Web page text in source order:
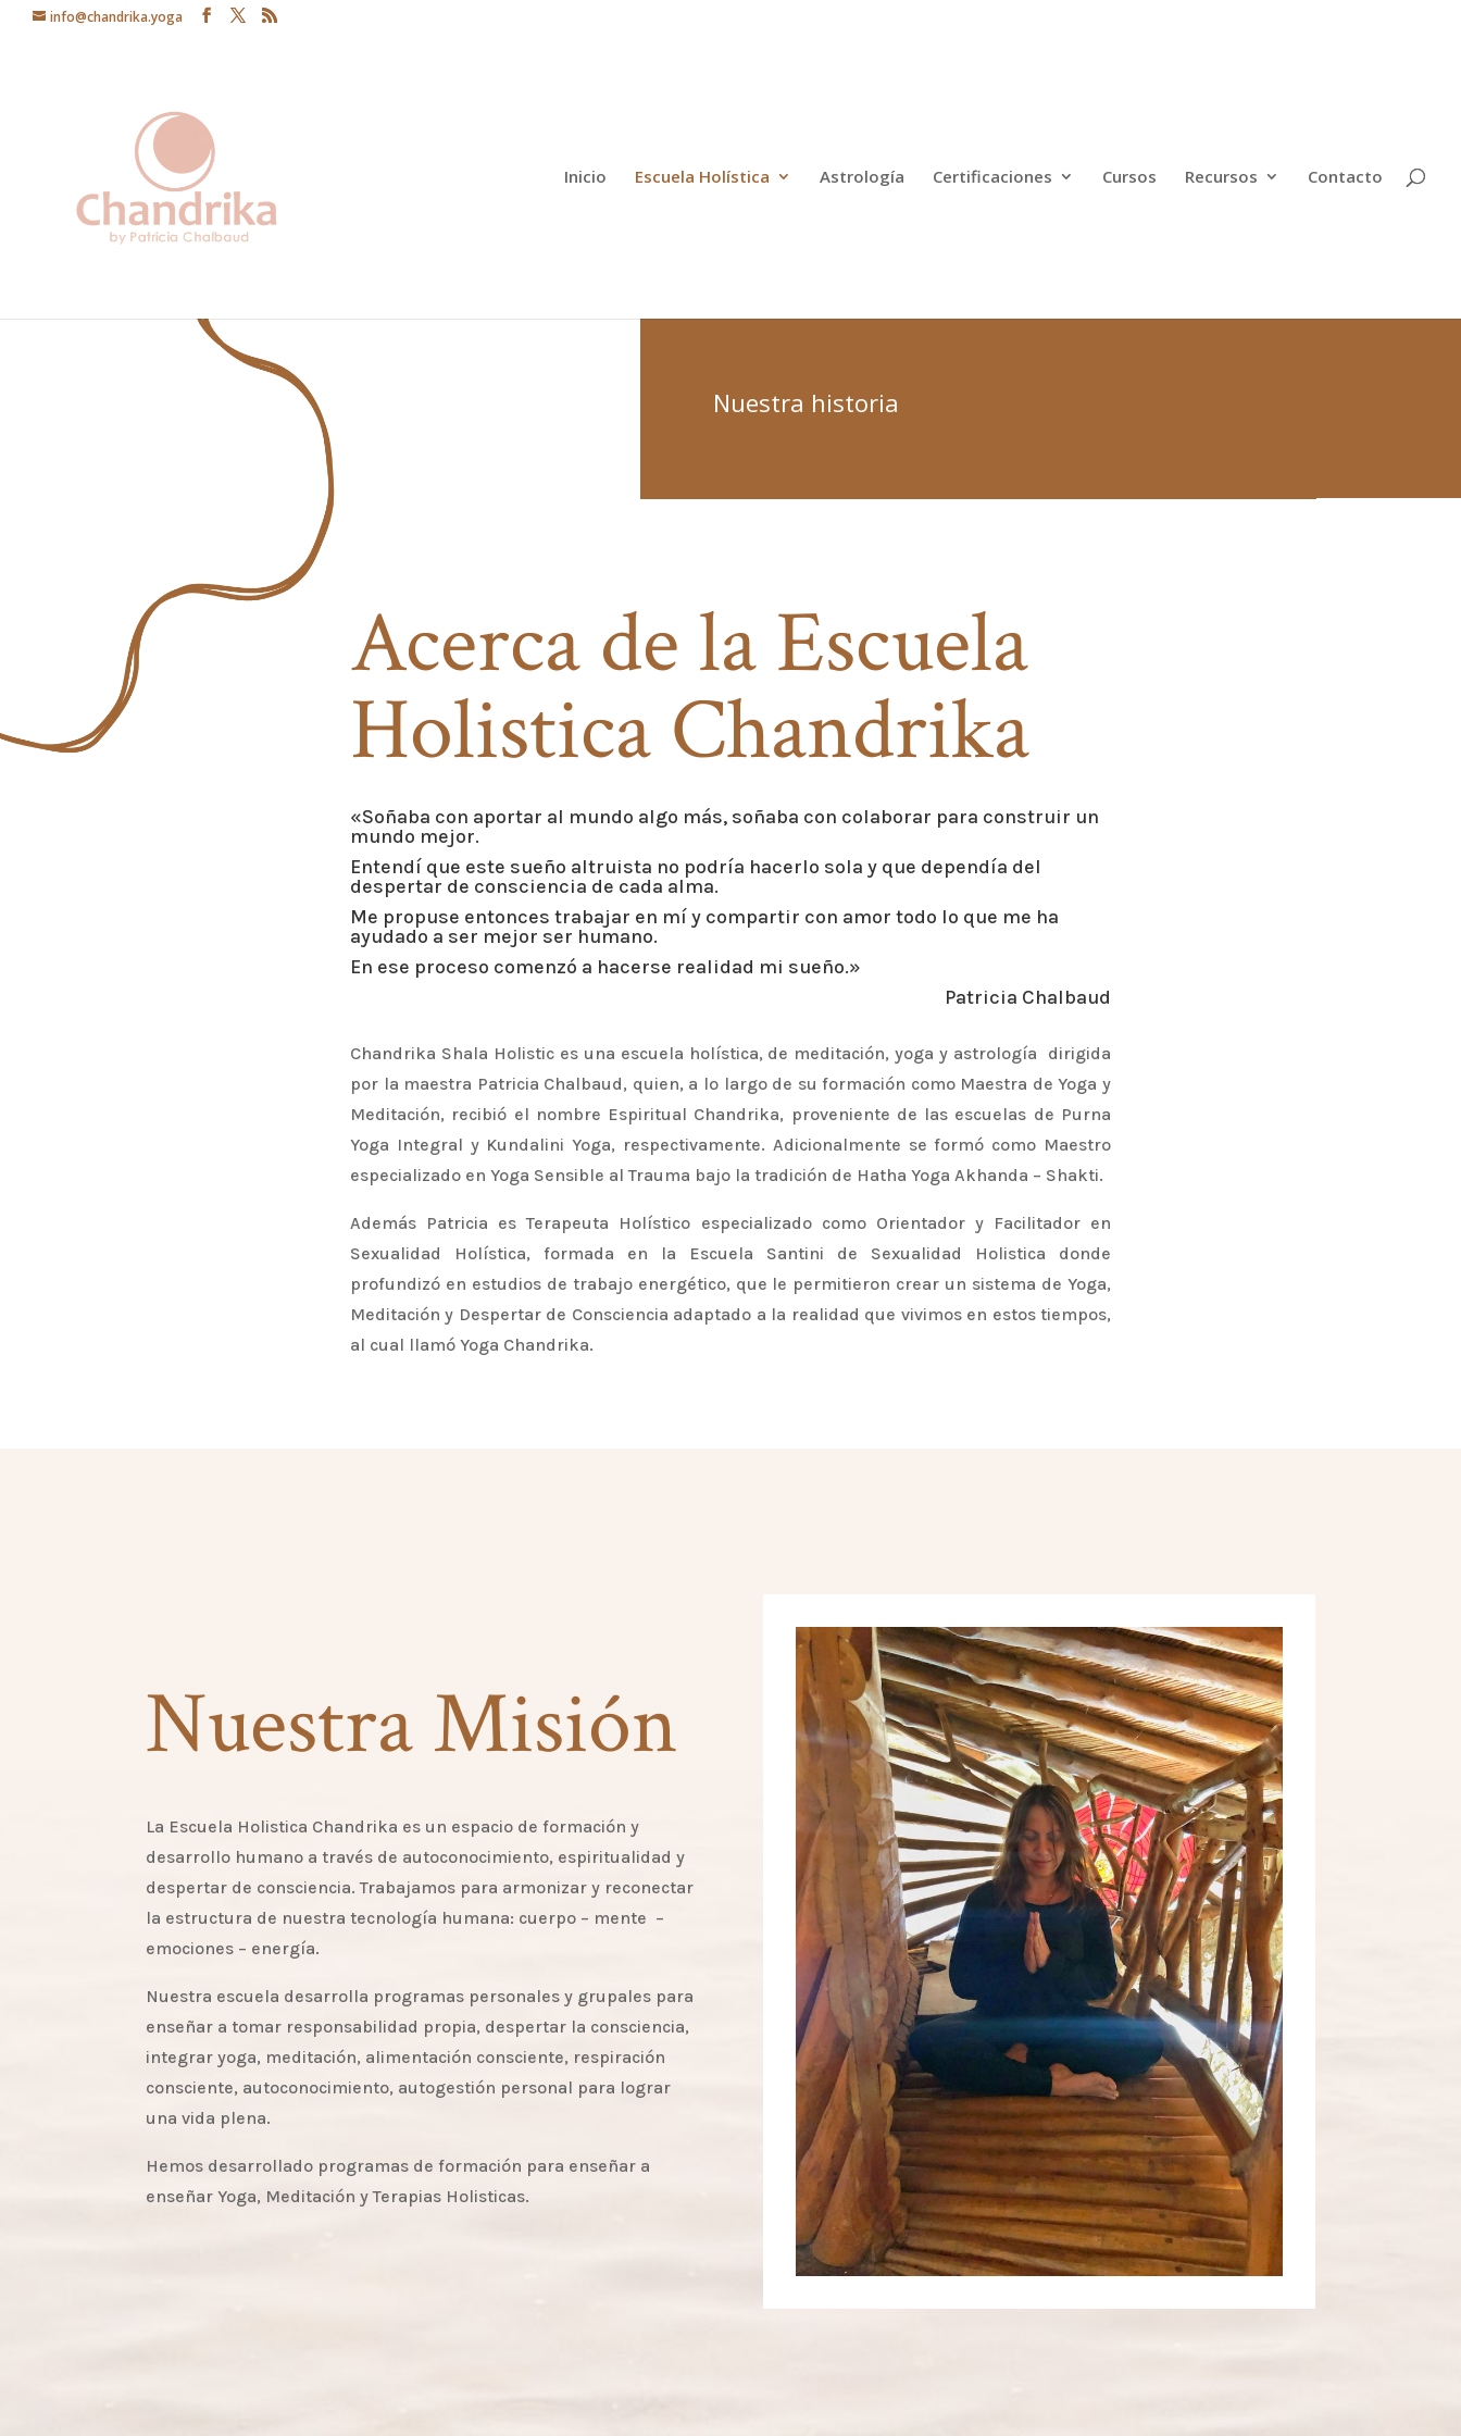
info@chandrika.yoga
Inicio Escuela Holística Astrología Certificaciones Cursos Recursos Contacto
Nuestra historia
Acerca de la Escuela
Holistica Chandrika
«Soñaba con aportar al mundo algo más, soñaba con colaborar para construir un
mundo mejor.
Entendí que este sueño altruista no podría hacerlo sola y que dependía del
despertar de consciencia de cada alma.
Me propuse entonces trabajar en mí y compartir con amor todo lo que me ha
ayudado a ser mejor ser humano.
En ese proceso comenzó a hacerse realidad mi sueño.»
Patricia Chalbaud
Chandrika Shala Holistic es una escuela holística, de meditación, yoga y astrología dirigida
por la maestra Patricia Chalbaud, quien, a lo largo de su formación como Maestra de Yoga y
Meditación, recibió el nombre Espiritual Chandrika, proveniente de las escuelas de Purna
Yoga Integral y Kundalini Yoga, respectivamente. Adicionalmente se formó como Maestro
especializado en Yoga Sensible al Trauma bajo la tradición de Hatha Yoga Akhanda – Shakti.
Además Patricia es Terapeuta Holístico especializado como Orientador y Facilitador en
Sexualidad Holística, formada en la Escuela Santini de Sexualidad Holistica donde
profundizó en estudios de trabajo energético, que le permitieron crear un sistema de Yoga,
Meditación y Despertar de Consciencia adaptado a la realidad que vivimos en estos tiempos,
al cual llamó Yoga Chandrika.
Nuestra Misión
La Escuela Holistica Chandrika es un espacio de formación y
desarrollo humano a través de autoconocimiento, espiritualidad y
despertar de consciencia. Trabajamos para armonizar y reconectar
la estructura de nuestra tecnología humana: cuerpo – mente –
emociones – energía.
Nuestra escuela desarrolla programas personales y grupales para
enseñar a tomar responsabilidad propia, despertar la consciencia,
integrar yoga, meditación, alimentación consciente, respiración
consciente, autoconocimiento, autogestión personal para lograr
una vida plena.
Hemos desarrollado programas de formación para enseñar a
enseñar Yoga, Meditación y Terapias Holisticas.